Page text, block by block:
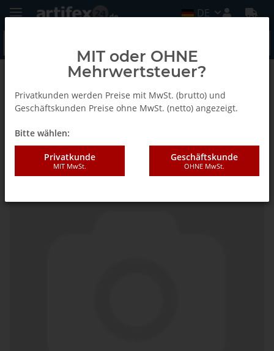
DE
Zurück zur Liste Fein
Fein Absaug-Set Netz-MM
MIT oder OHNE
Mehrwertsteuer?
Privatkunden werden Preise mit MwSt. (brutto) und
Geschäftskunden Preise ohne MwSt. (netto) angezeigt.
Bitte wählen:
Privatkunde
MIT MwSt.
Geschäftskunde
OHNE MwSt.